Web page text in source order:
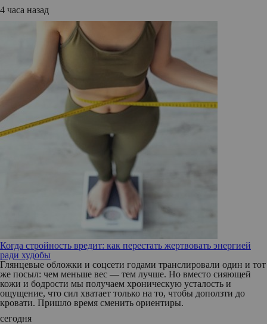
4 часа назад
Когда стройность вредит: как перестать жертвовать энергией
ради худобы
Глянцевые обложки и соцсети годами транслировали один и тот
же посыл: чем меньше вес — тем лучше. Но вместо сияющей
кожи и бодрости мы получаем хроническую усталость и
ощущение, что сил хватает только на то, чтобы доползти до
кровати. Пришло время сменить ориентиры.
сегодня